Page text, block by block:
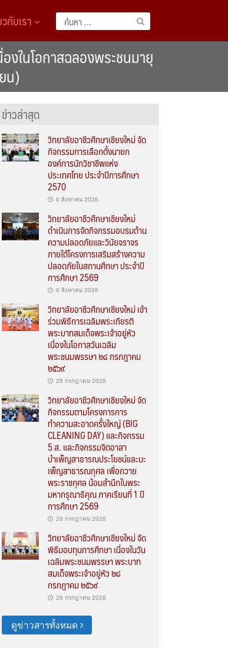
ค้นหา
สำหรับ:
กับเรา
ในโอกาสฉลองพระชนมายุ
น)
ข่าวล่าสุด
วิทยาลัยอาชีวศึกษาเชียงใหม่ จัด
กิจกรรมการเลือกตั้งนายก
องค์การนักวิชาชีพแห่ง
ประเทศไทย ประจำปีการศึกษา
2570
6 สิงหาคม 2026
วิทยาลัยอาชีวศึกษาเชียงใหม่
ดำเนินการจัดกิจกรรมอบรมด้าน
ความปลอดภัยและวินัยจราจร
ภายใต้โครงการเสริมสร้างความ
ปลอดภัยในสถานศึกษา ประจำปี
การศึกษา 2569
6 สิงหาคม 2026
วิทยาลัยอาชีวศึกษาเชียงใหม่ เข้า
ร่วมพิธีการเฉลิมพระเกียรติ
พระบาทสมเด็จพระเจ้าอยู่หัว
เนื่องในโอกาสวันเฉลิม
พระชนมพรรษา ๒๘ กรกฎาคม
๒๕๖๙
28 กรกฎาคม 2026
วิทยาลัยอาชีวศึกษาเชียงใหม่ จัด
กิจกรรมตามโครงการการ
ทำความสะอาดครั้งใหญ่ (BIG
CLEANING DAY) และกิจกรรม
5 ส. และกิจกรรมจิตอาสา
บำเพ็ญสาธารณประโยชน์และบะ
เพ็ญสาธารณกุศล เพื่อถวาย
พระราชกุศล น้อมสำนึกในพระ
มหากรุณาธิคุณ ภาคเรียนที่ 1 ปี
การศึกษา 2569
28 กรกฎาคม 2026
วิทยาลัยอาชีวศึกษาเชียงใหม่ จัด
พิธีมอบทุนการศึกษา เนื่องในวัน
เฉลิมพระชนมพรรษา พระบาท
สมเด็จพระเจ้าอยู่หัว ๒๘
กรกฎาคม ๒๕๖๙
28 กรกฎาคม 2026
ดูข่าวสารทั้งหมด